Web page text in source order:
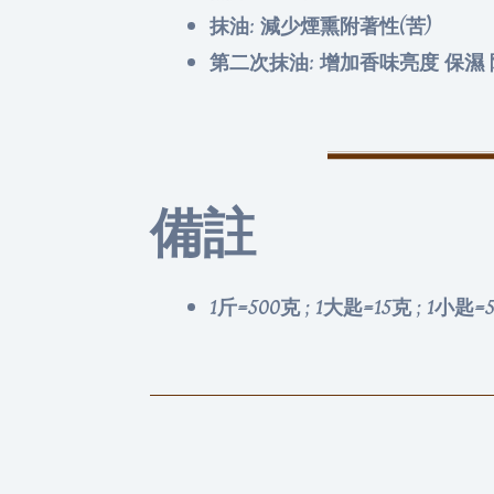
抹油: 減少煙熏附著性(苦)
第二次抹油: 增加香味亮度 保濕
備註
1斤=500克 ; 1大匙=15克 ; 1小匙